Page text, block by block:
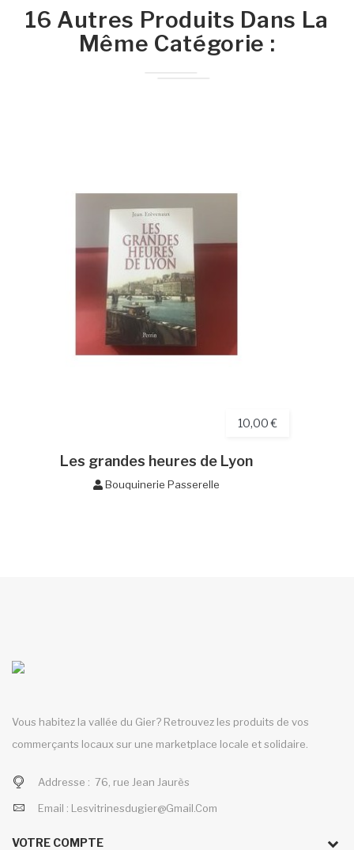
16 Autres Produits Dans La
Même Catégorie :
10,00 €
Les grandes heures de Lyon
Bouquinerie Passerelle
Vous habitez la vallée du Gier? Retrouvez les produits de vos
commerçants locaux sur une marketplace locale et solidaire.
Addresse : 76, rue Jean Jaurès
Email : Lesvitrinesdugier@gmail.com
VOTRE COMPTE